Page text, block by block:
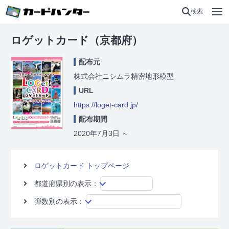
検索
ロゲットカード（京都府）
配布元
株式会社ニシムラ精密地形模型
URL
https://loget-card.jp/
配布期間
2020年7月3日 ～
ロゲットカード トップページ
都道府県別の表示：
弾数別の表示：